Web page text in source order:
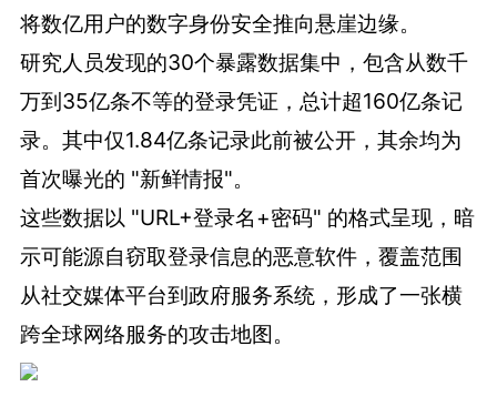
将数亿用户的数字身份安全推向悬崖边缘。
研究人员发现的30个暴露数据集中，包含从数千
万到35亿条不等的登录凭证，总计超160亿条记
录。其中仅1.84亿条记录此前被公开，其余均为
首次曝光的 "新鲜情报"。
这些数据以 "URL+登录名+密码" 的格式呈现，暗
示可能源自窃取登录信息的恶意软件，覆盖范围
从社交媒体平台到政府服务系统，形成了一张横
跨全球网络服务的攻击地图。